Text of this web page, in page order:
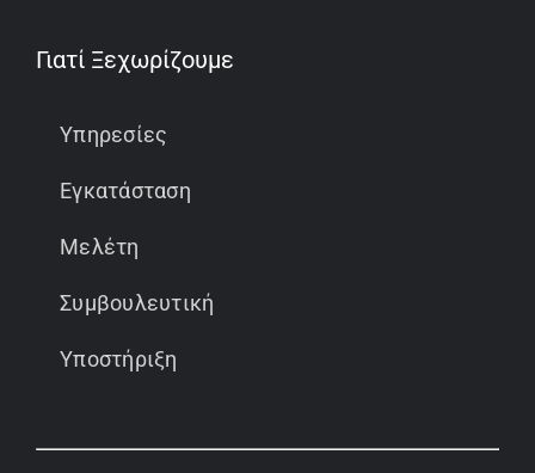
Γιατί Ξεχωρίζουμε
Υπηρεσίες
Εγκατάσταση
Μελέτη
Συμβουλευτική
Υποστήριξη